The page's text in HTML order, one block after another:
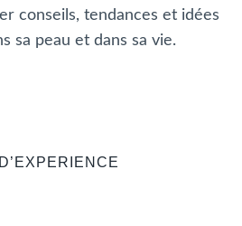
conseils, tendances et idées
sa peau et dans sa vie.